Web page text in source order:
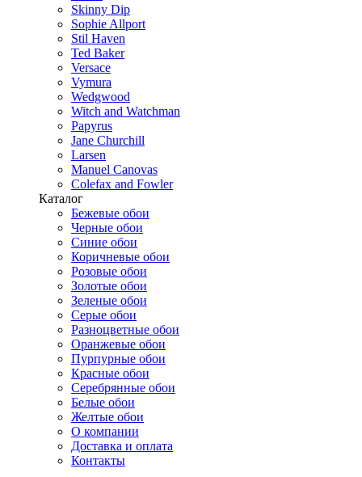
Skinny Dip
Sophie Allport
Stil Haven
Ted Baker
Versace
Vymura
Wedgwood
Witch and Watchman
Papyrus
Jane Churchill
Larsen
Manuel Canovas
Colefax and Fowler
Каталог
Бежевые обои
Черные обои
Синие обои
Коричневые обои
Розовые обои
Золотые обои
Зеленые обои
Серые обои
Разноцветные обои
Оранжевые обои
Пурпурные обои
Красные обои
Серебрянные обои
Белые обои
Желтые обои
О компании
Доставка и оплата
Контакты